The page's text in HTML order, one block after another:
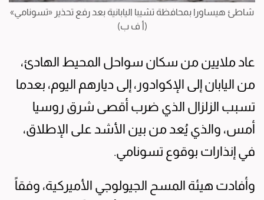
شاطئ هيساورا بمحافظة تشيبا اليابانية بعد رفع تحذير «تسونامي»
(أ ف ب)
عاد ملايين من سكان سواحل المحيط الهادئ،
من اليابان إلى الإكوادور، إلى ديارهم اليوم، بعدما
تسبب الزلزال الذي ضرب أقصى شرق روسيا
أمس، والذي يُعد من بين الأشد على الإطلاق،
في إنذارات بوقوع تسونامي.
وأفادت هيئة المسح الجيولوجي الأميركية، وفقاً